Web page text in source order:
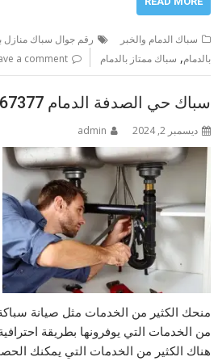
سباك الدمام والخبر رقم جوال سباك منازل
بالدمام, سباك ممتاز بالدمام a comment
سباك حي الصدفة الدمام 0574867377
ديسمبر 2, 2024 admin
منحك الكثير من الخدمات مثل صيانة
من الخدمات التي يوفرونها بطريقة
هناك الكثير من الخدمات التي يمكنك